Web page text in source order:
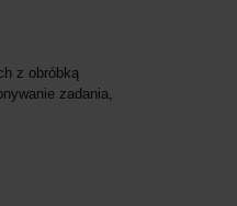
z obróbką
zadania,